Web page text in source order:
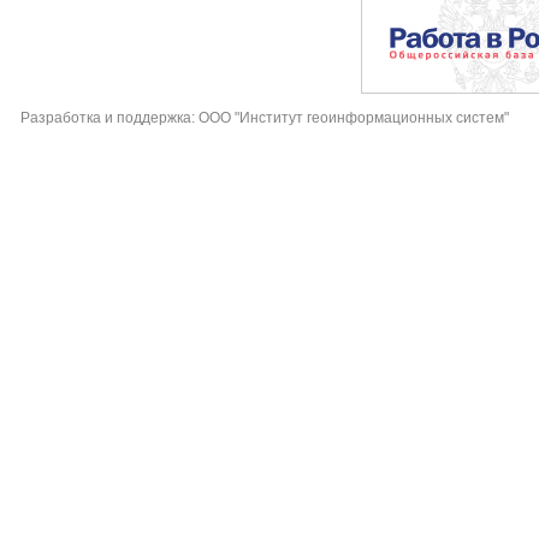
Разработка и поддержка: ООО "Институт геоинформационных систем"